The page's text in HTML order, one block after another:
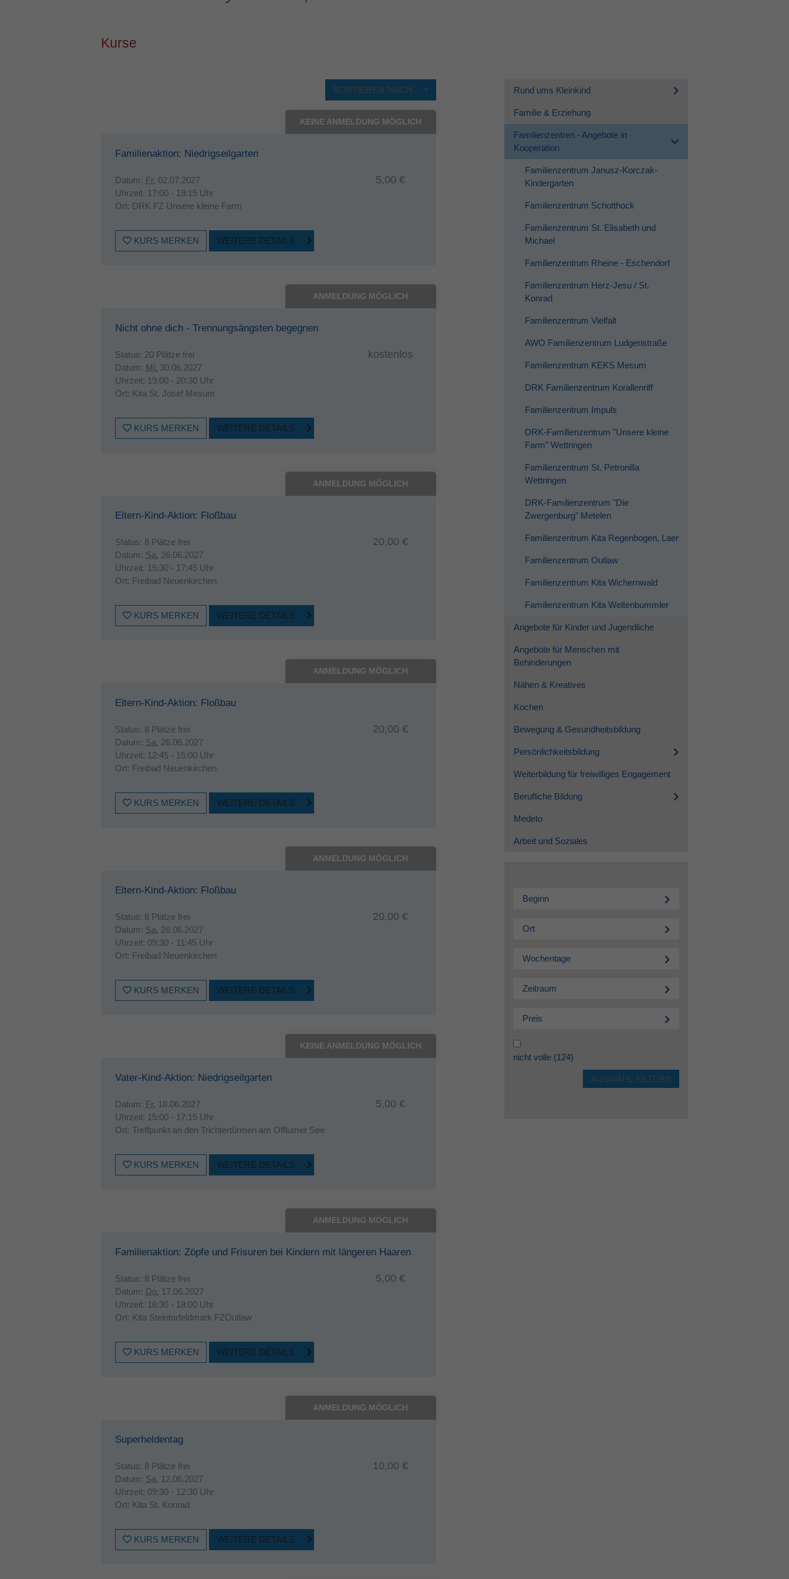
Kurse
SORTIEREN NACH...
KEINE ANMELDUNG MÖGLICH
Familienaktion: Niedrigseilgarten
Datum: Fr. 02.07.2027
Uhrzeit: 17:00 - 19:15 Uhr
Ort: DRK FZ Unsere kleine Farm
5,00 €
KURS MERKEN WEITERE DETAILS
ANMELDUNG MÖGLICH
Nicht ohne dich - Trennungsängsten begegnen
Status: 20 Plätze frei
Datum: Mi. 30.06.2027
Uhrzeit: 19:00 - 20:30 Uhr
Ort: Kita St. Josef Mesum
kostenlos
KURS MERKEN WEITERE DETAILS
ANMELDUNG MÖGLICH
Eltern-Kind-Aktion: Floßbau
Status: 8 Plätze frei
Datum: Sa. 26.06.2027
Uhrzeit: 15:30 - 17:45 Uhr
Ort: Freibad Neuenkirchen
20,00 €
KURS MERKEN WEITERE DETAILS
ANMELDUNG MÖGLICH
Eltern-Kind-Aktion: Floßbau
Status: 8 Plätze frei
Datum: Sa. 26.06.2027
Uhrzeit: 12:45 - 15:00 Uhr
Ort: Freibad Neuenkirchen
20,00 €
KURS MERKEN WEITERE DETAILS
ANMELDUNG MÖGLICH
Eltern-Kind-Aktion: Floßbau
Status: 8 Plätze frei
Datum: Sa. 26.06.2027
Uhrzeit: 09:30 - 11:45 Uhr
Ort: Freibad Neuenkirchen
20,00 €
KURS MERKEN WEITERE DETAILS
KEINE ANMELDUNG MÖGLICH
Vater-Kind-Aktion: Niedrigseilgarten
Datum: Fr. 18.06.2027
Uhrzeit: 15:00 - 17:15 Uhr
Ort: Treffpunkt an den Trichtertürmen am Offlumer See
5,00 €
KURS MERKEN WEITERE DETAILS
ANMELDUNG MÖGLICH
Familienaktion: Zöpfe und Frisuren bei Kindern mit längeren Haaren
Status: 8 Plätze frei
Datum: Do. 17.06.2027
Uhrzeit: 16:30 - 18:00 Uhr
Ort: Kita Steintorfeldmark FZOutlaw
5,00 €
KURS MERKEN WEITERE DETAILS
ANMELDUNG MÖGLICH
Superheldentag
Status: 8 Plätze frei
Datum: Sa. 12.06.2027
Uhrzeit: 09:30 - 12:30 Uhr
Ort: Kita St. Konrad
10,00 €
KURS MERKEN WEITERE DETAILS
Rund ums Kleinkind
Familie & Erziehung
Familienzentren - Angebote in
Kooperation
Familienzentrum Janusz-Korczak-
Kindergarten
Familienzentrum Schotthock
Familienzentrum St. Elisabeth und
Michael
Familienzentrum Rheine - Eschendorf
Familienzentrum Herz-Jesu / St.
Konrad
Familienzentrum Vielfalt
AWO Familienzentrum Ludgeristraße
Familienzentrum KEKS Mesum
DRK Familienzentrum Korallenriff
Familienzentrum Impuls
DRK-Familienzentrum "Unsere kleine
Farm" Wettringen
Familienzentrum St. Petronilla
Wettringen
DRK-Familienzentrum "Die
Zwergenburg" Metelen
Familienzentrum Kita Regenbogen, Laer
Familienzentrum Outlaw
Familienzentrum Kita Wichernwald
Familienzentrum Kita Weltenbummler
Angebote für Kinder und Jugendliche
Angebote für Menschen mit
Behinderungen
Nähen & Kreatives
Kochen
Bewegung & Gesundheitsbildung
Persönlichkeitsbildung
Weiterbildung für freiwilliges Engagement
Berufliche Bildung
Medeto
Arbeit und Soziales
Beginn
Ort
Wochentage
Zeitraum
Preis
nicht volle(124)